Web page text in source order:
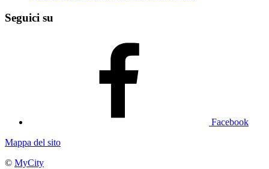
Seguici su
Facebook
Mappa del sito
© MyCity